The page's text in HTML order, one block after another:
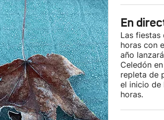
En
Las fiestas
horas con
año
Celedón
repleta de
el inicio de
horas.